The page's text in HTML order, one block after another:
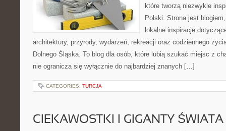
które tworzą niezwykle
Polski. Strona jest
lokalne inspiracje
architektury, przyrody, wydarzeń, rekreacji oraz codziennego
Dolnego Śląska. To blog dla osób, które lubią szukać miejsc z
nie ogranicza się wyłącznie do najbardziej znanych […]
CATEGORIES: TURCJA
CIEKAWOSTKI I GIGANTY ŚWIATA